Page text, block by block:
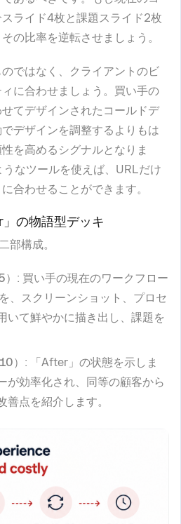
ライド4枚と課題スライド2枚
の比率を逆転させましょう。
のではなく、クライアントのビ
に合わせましょう。買い手の
てデザインされたコールドデ
デザインを調整するよりもは
を高めるシグナルとなりま
なツールを使えば、URLだけ
合わせることができます。
の物語型デッキ
部構成。
: 買い手の現在のワークフロー
、スクリーンショット、プロセ
いて鮮やかに描き出し、課題を
） : 「After」の状態を示しま
が効率化され、同等の顧客から
点を紹介します。